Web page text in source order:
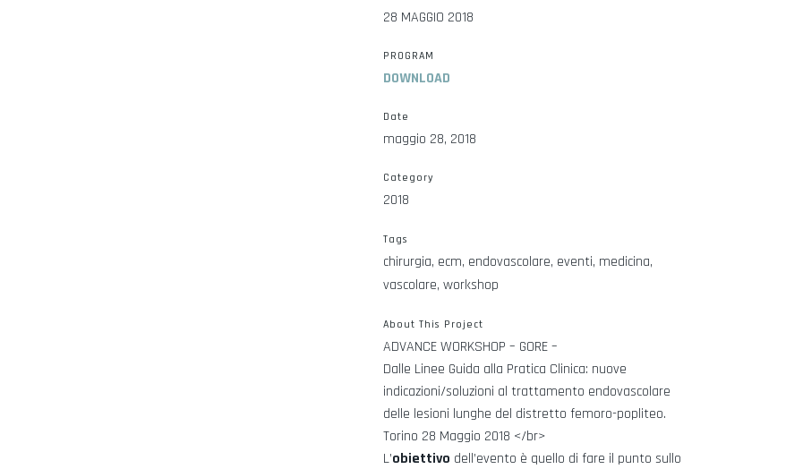
28 MAGGIO 2018
PROGRAM
DOWNLOAD
Date
maggio 28, 2018
Category
2018
Tags
chirurgia, ecm, endovascolare, eventi, medicina,
vascolare, workshop
About This Project
ADVANCE WORKSHOP – GORE –
Dalle Linee Guida alla Pratica Clinica: nuove
indicazioni/soluzioni al trattamento endovascolare
delle lesioni lunghe del distretto femoro-popliteo.
Torino 28 Maggio 2018 </br>
L’obiettivo dell’evento è quello di fare il punto sullo